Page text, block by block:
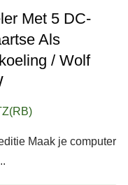
Met 5 DC-
Als
/ Wolf
Maak je computer